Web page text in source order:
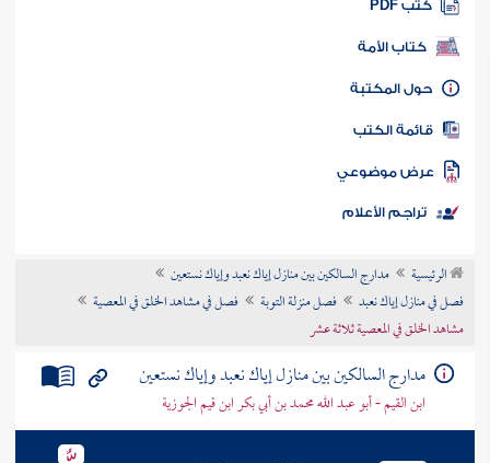
كتب PDF
كتاب الأمة
المكتبة
الكتب
موضوعي
تراجم الأعلام
الرئيسية
مدارج السالكين بين منازل إياك نعبد وإياك نستعين
فصل في منازل إياك نعبد
فصل منزلة التوبة
فصل في مشاهد الخلق في المعصية
مشاهد الخلق في المعصية ثلاثة عشر
مدارج السالكين بين منازل إياك نعبد وإياك نستعين
ابن القيم - أبو عبد الله محمد بن أبي بكر ابن قيم الجوزية